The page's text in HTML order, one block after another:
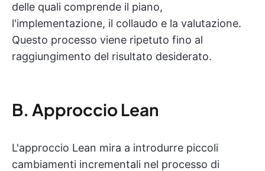
delle quali comprende il piano,
l'implementazione, il collaudo e la valutazione.
Questo processo viene ripetuto fino al
raggiungimento del risultato desiderato.
B. Approccio Lean
L'approccio Lean mira a introdurre piccoli
cambiamenti incrementali nel processo di